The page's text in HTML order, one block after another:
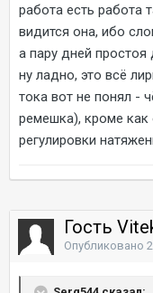
работа есть работа
видится она, ибо
а пару дней
ну ладно, это всё
тока вот не понял -
ремешка), кроме как
регулировки
Гость
Опубликовано